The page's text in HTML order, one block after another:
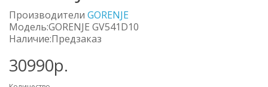
Производители GORENJE
Модель:GORENJE GV541D10
Наличие:Предзаказ
30990р.